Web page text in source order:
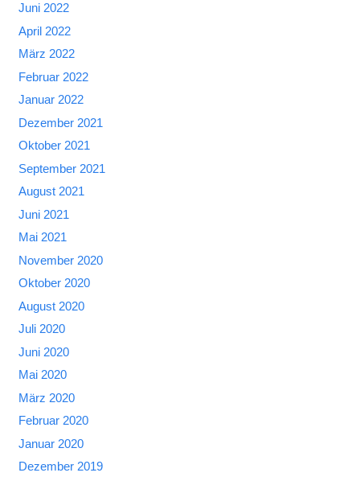
Juni 2022
April 2022
März 2022
Februar 2022
Januar 2022
Dezember 2021
Oktober 2021
September 2021
August 2021
Juni 2021
Mai 2021
November 2020
Oktober 2020
August 2020
Juli 2020
Juni 2020
Mai 2020
März 2020
Februar 2020
Januar 2020
Dezember 2019